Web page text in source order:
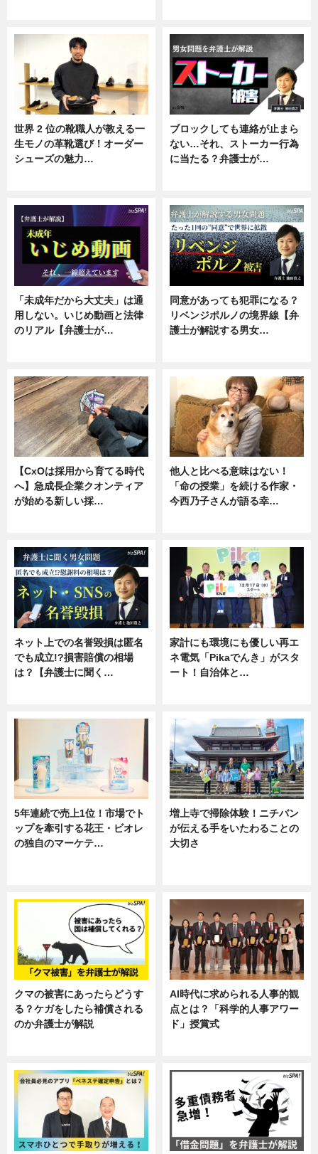
世界 2 位の靴職人が教える一
生モノの革靴選び！オーダー
シューズの魅力…
ブロックしても連絡が止まら
ない…それ、ストーカー行為
に当たる？弁護士が…
「未成年だから大丈夫」は通
用しない。いじめ動画と法律
のリアル【弁護士が…
同意があっても犯罪になる？
リベンジポルノの境界線【弁
護士が解説する男女…
【CxOは採用から育てる時代
へ】急成長企業クオンティア
が始める新しい採…
他人と比べる意味はない！
「命の授業」を続ける作家・
今西乃子さんが語る幸…
ネット上での名誉毀損は匿名
でも成立!?損害賠償の相場
は？【弁護士に聞く…
家計にも環境にも優しい再エ
ネ電気「Pikaでんき」がスタ
ート！自治体と…
5年連続で売上1位！市場でト
ップを牽引する花王・ビオレ
の独自のマーケテ…
増上寺で掃除体験！ニチバン
が伝える手をいたわることの
大切さ
クマの被害にあったらどうす
る？ケガをしたら補償される
のか弁護士が解説
AI時代に求められる人事的観
点とは？「科学的人事アワー
ド」授賞式